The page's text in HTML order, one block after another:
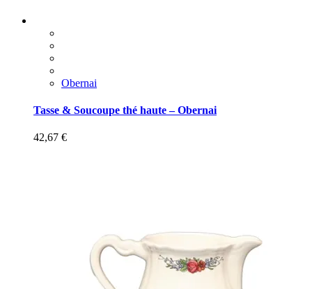
Obernai
Tasse & Soucoupe thé haute – Obernai
42,67 €